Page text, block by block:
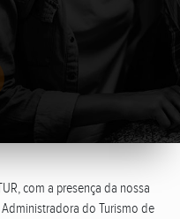
com a presença da nossa
do Turismo de